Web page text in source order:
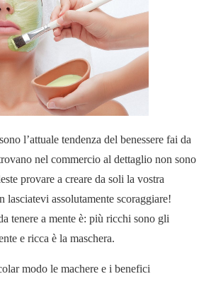
l’attuale tendenza del benessere fai da
nel commercio al dettaglio non sono
provare a creare da soli la vostra
lasciatevi assolutamente scoraggiare!
tenere a mente è: più ricchi sono gli
e ricca è la maschera.
modo le machere e i benefici